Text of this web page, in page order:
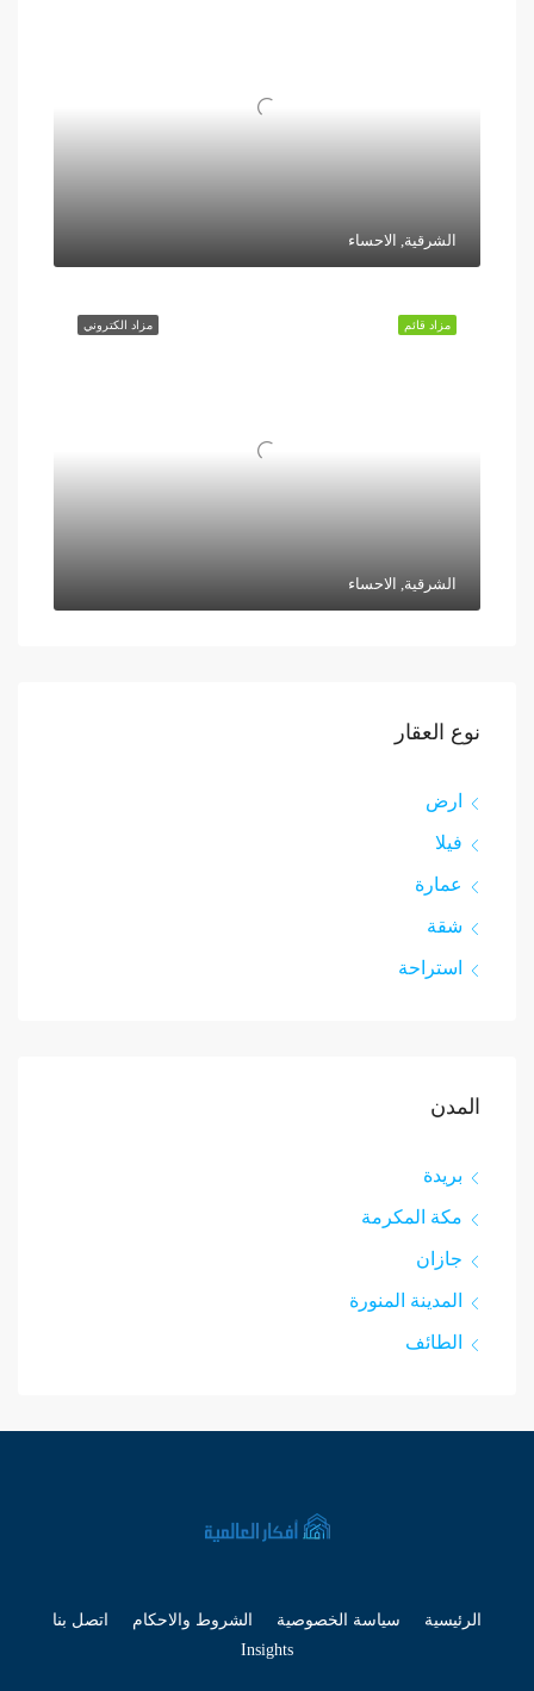
الشرقية, الاحساء
مزاد الكتروني مزاد قائم
الشرقية, الاحساء
نوع العقار
ارض
فيلا
عمارة
شقة
استراحة
المدن
بريدة
مكة المكرمة
جازان
المدينة المنورة
الطائف
الرئيسية سياسة الخصوصية الشروط والاحكام
اتصل بنا
Insights